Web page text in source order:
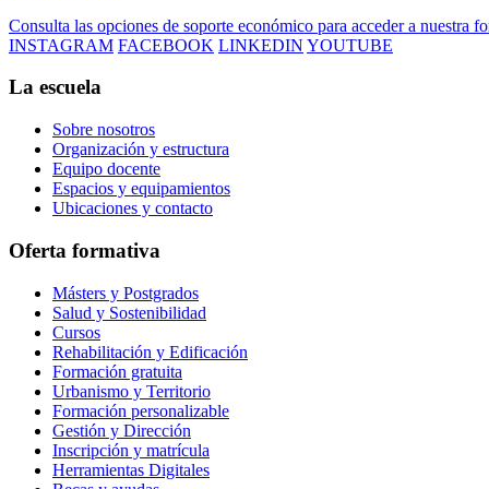
Consulta las opciones de soporte económico para acceder a nuestra
INSTAGRAM FACEBOOK LINKEDIN YOUTUBE
La escuela
Sobre nosotros
Organización y estructura
Equipo docente
Espacios y equipamientos
Ubicaciones y contacto
Oferta formativa
Másters y Postgrados
Salud y Sostenibilidad
Cursos
Rehabilitación y Edificación
Formación gratuita
Urbanismo y Territorio
Formación personalizable
Gestión y Dirección
Inscripción y matrícula
Herramientas Digitales